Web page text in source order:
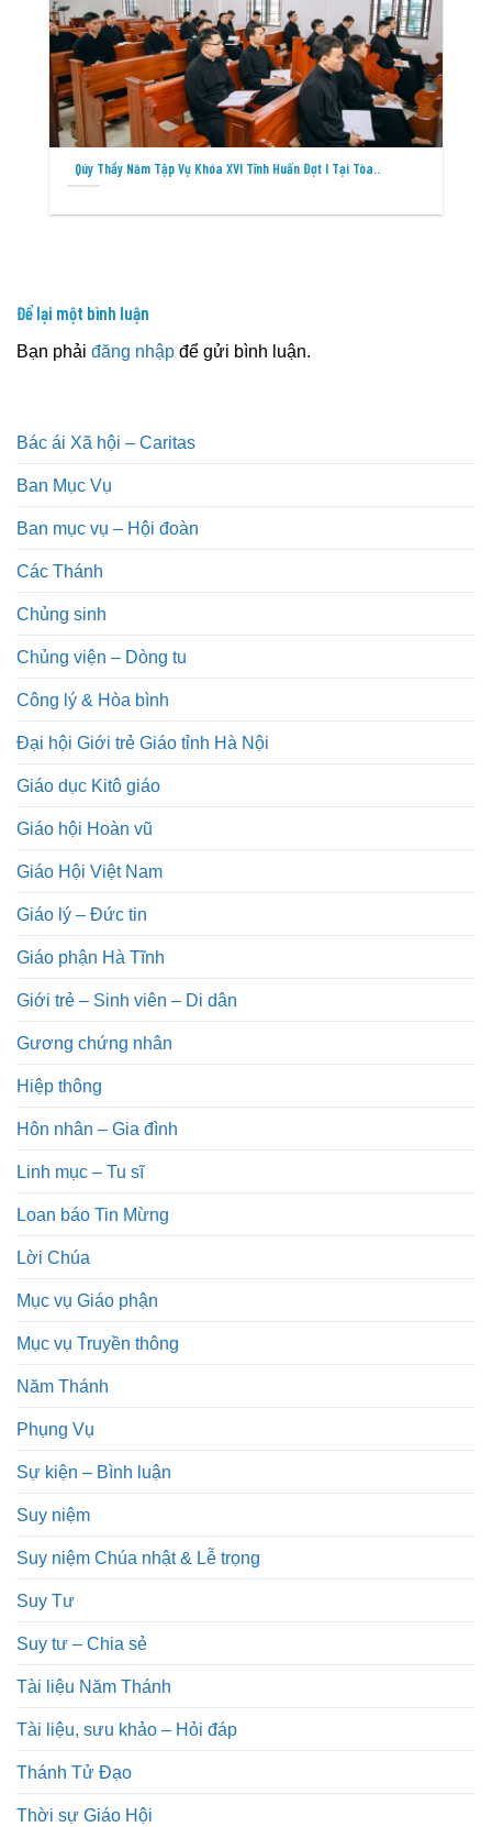
Qúy Thầy Năm Tập Vụ Khóa XVI Tĩnh Huấn Đợt I Tại Tòa..
Để lại một bình luận
Bạn phải đăng nhập để gửi bình luận.
Bác ái Xã hội – Caritas
Ban Mục Vụ
Ban mục vụ – Hội đoàn
Các Thánh
Chủng sinh
Chủng viện – Dòng tu
Công lý & Hòa bình
Đại hội Giới trẻ Giáo tỉnh Hà Nội
Giáo dục Kitô giáo
Giáo hội Hoàn vũ
Giáo Hội Việt Nam
Giáo lý – Đức tin
Giáo phận Hà Tĩnh
Giới trẻ – Sinh viên – Di dân
Gương chứng nhân
Hiệp thông
Hôn nhân – Gia đình
Linh mục – Tu sĩ
Loan báo Tin Mừng
Lời Chúa
Mục vụ Giáo phận
Mục vụ Truyền thông
Năm Thánh
Phụng Vụ
Sự kiện – Bình luận
Suy niệm
Suy niệm Chúa nhật & Lễ trọng
Suy Tư
Suy tư – Chia sẻ
Tài liệu Năm Thánh
Tài liệu, sưu khảo – Hỏi đáp
Thánh Tử Đạo
Thời sự Giáo Hội